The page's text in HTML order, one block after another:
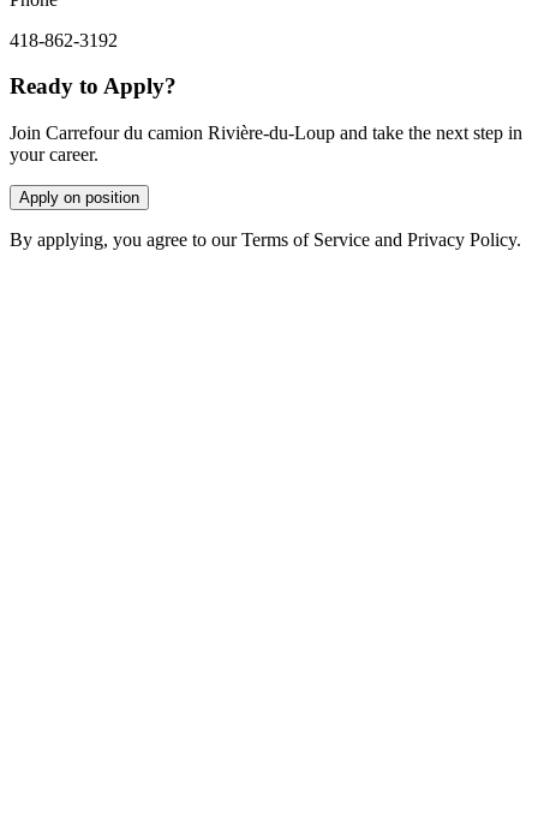
418-862-3192
Ready to Apply?
Join Carrefour du camion Rivière-du-Loup and take the next step in
your career.
Apply on position
By applying, you agree to our Terms of Service and Privacy Policy.